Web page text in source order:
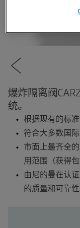
爆炸隔离阀
统。
根据现有的标
符合大多数国际
市面上最齐全
用范围（获得
由尼的曼在认
的质量和可靠性